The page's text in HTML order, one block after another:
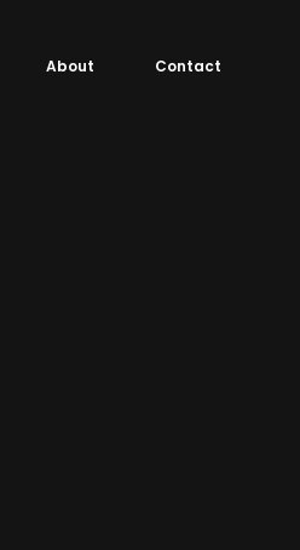
About Contact